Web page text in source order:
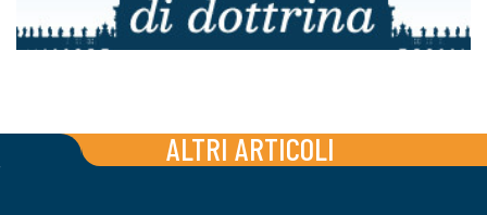
ALTRI ARTICOLI